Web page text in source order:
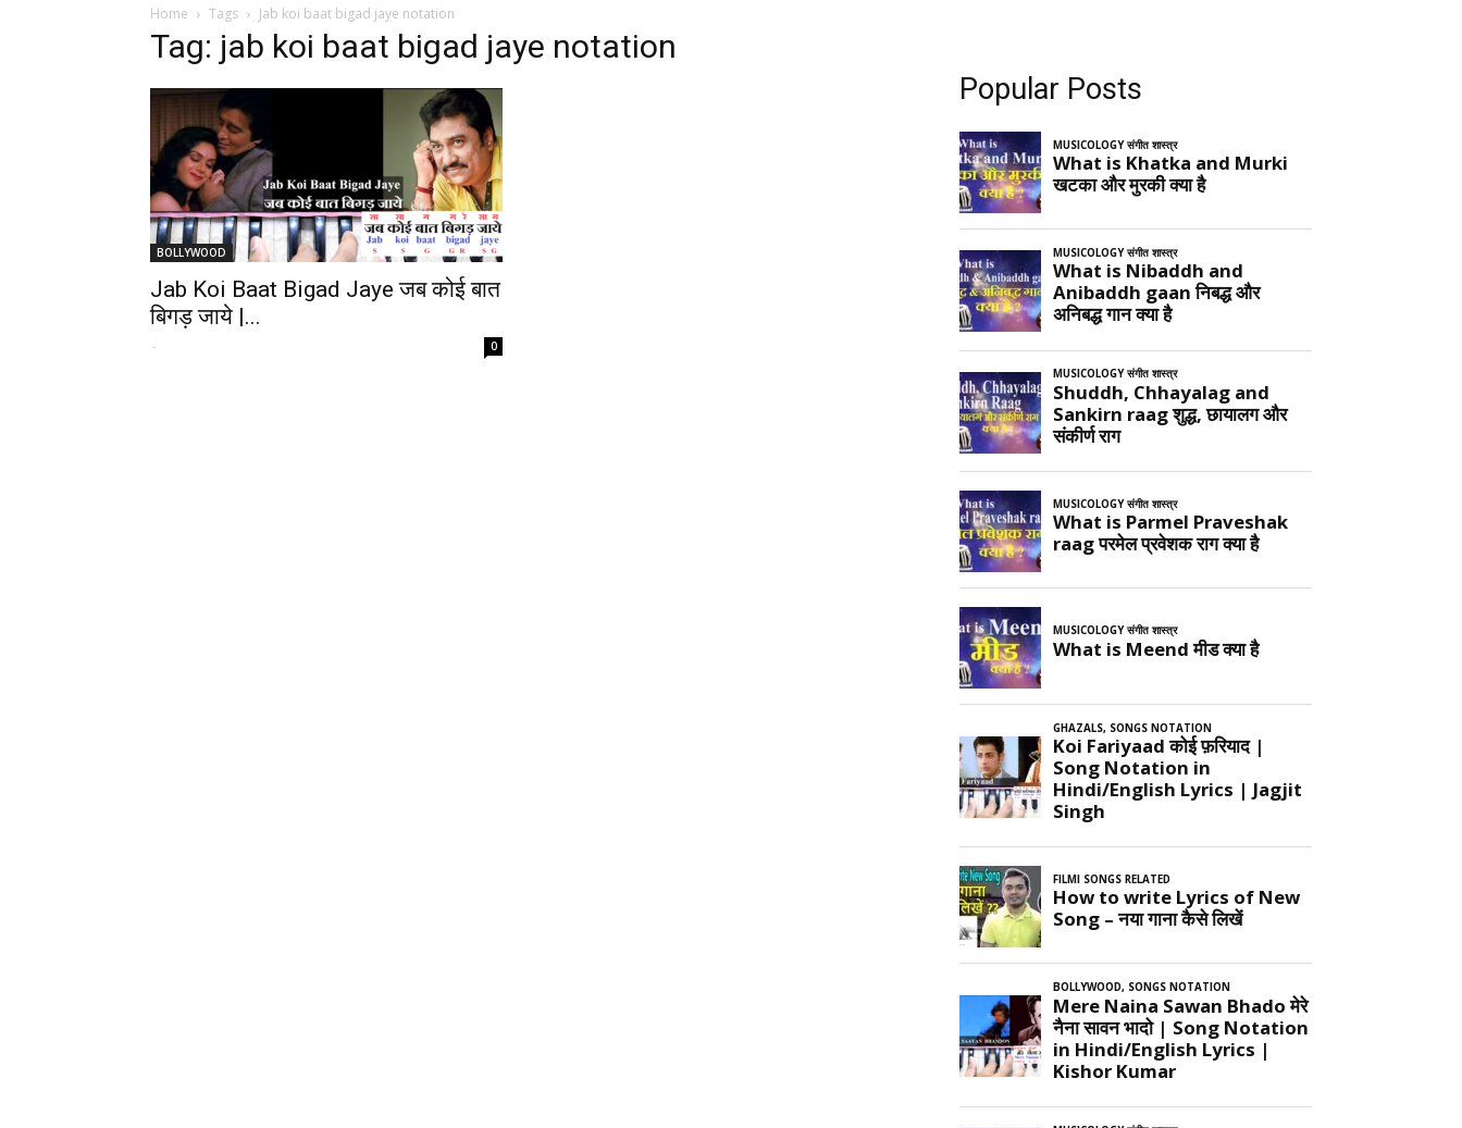
Home Tags Jab koi baat bigad jaye notation
Tag: jab koi baat bigad jaye notation
BOLLYWOOD
Jab Koi Baat Bigad Jaye जब कोई बात
बिगड़ जाये |...
- 0
Popular Posts